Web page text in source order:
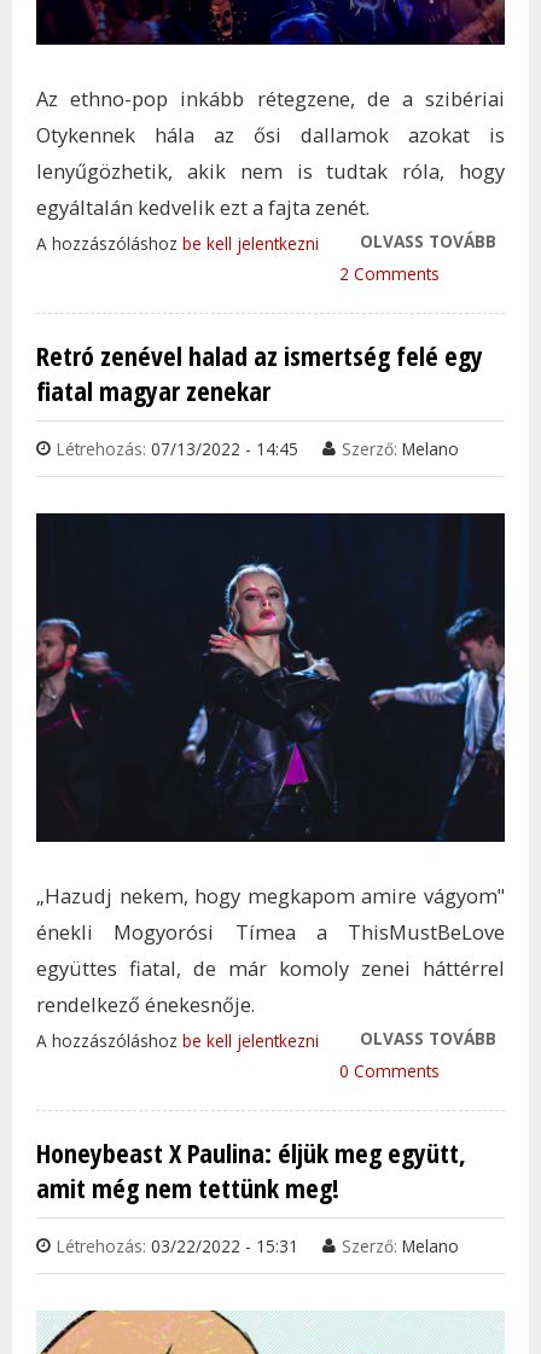
Az ethno-pop inkább rétegzene, de a szibériai
Otykennek hála az ősi dallamok azokat is
lenyűgözhetik, akik nem is tudtak róla, hogy
egyáltalán kedvelik ezt a fajta zenét.
OLVASS TOVÁBB
A hozzászóláshoz be kell jelentkezni
2 Comments
Retró zenével halad az ismertség felé egy
fiatal magyar zenekar
Létrehozás: 07/13/2022 - 14:45 Szerző: Melano
„Hazudj nekem, hogy megkapom amire vágyom"
énekli Mogyorósi Tímea a ThisMustBeLove
együttes fiatal, de már komoly zenei háttérrel
rendelkező énekesnője.
OLVASS TOVÁBB
A hozzászóláshoz be kell jelentkezni
0 Comments
Honeybeast X Paulina: éljük meg együtt,
amit még nem tettünk meg!
Létrehozás: 03/22/2022 - 15:31 Szerző: Melano